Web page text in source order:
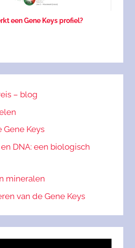
een Gene Keys profiel?
– blog
Gene Keys
DNA: een biologisch
mineralen
van de Gene Keys